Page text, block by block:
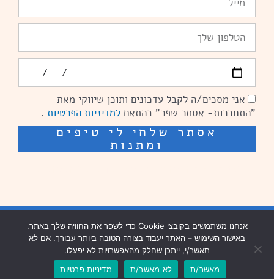
הסכמהאני מסכים/ה לקבל עדכונים ותוכן שיווקי מאת
"התחברות- אסתר שפר" בהתאם למדיניות הפרטיות .
אסתר שלחי לי טיפים
ומתנות
שיפור מהירות אתרים נזר מדיה
אנחנו משתמשים בקובצי Cookie כדי לשפר את החוויה שלך באתר.
באישור השימוש – האתר יעבוד בצורה הטובה ביותר עבורך. אם לא
תאשר/י, ייתכן שחלק מהאפשרויות לא יפעלו.
מאשר/ת
לא מאשר/ת מדיניות פרטיות